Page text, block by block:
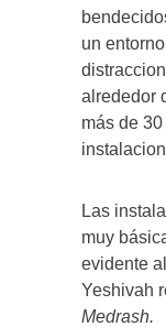
un
alrededor
más de
Las
muy
evidente
Yeshivah
Medrash.